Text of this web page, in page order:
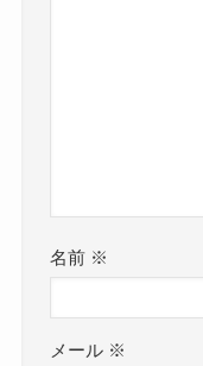
名前 ※
メール ※